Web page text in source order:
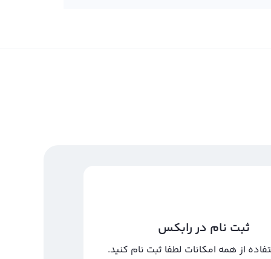
ثبت نام در رابکس
از همه امکانات لطفا ثبت نام کنید.